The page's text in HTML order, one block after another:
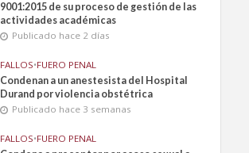
9001:2015 de su proceso de gestión de las
actividades académicas
Publicado hace 2 días
FALLOS•FUERO PENAL
Condenan a un anestesista del Hospital
Durand por violencia obstétrica
Publicado hace 3 semanas
FALLOS•FUERO PENAL